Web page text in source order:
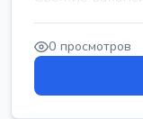
женщин от
0 просмотров